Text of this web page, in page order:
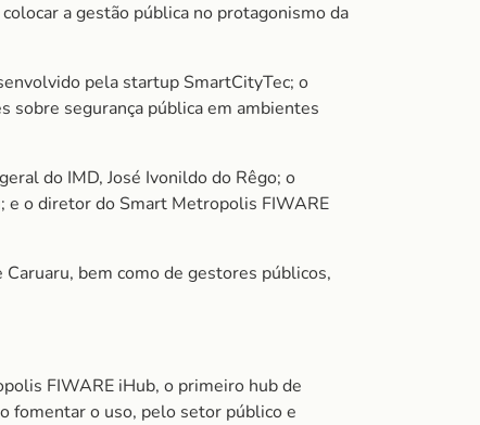
a gestão pública no protagonismo da
pela startup SmartCityTec; o
sobre segurança pública em ambientes
do IMD, José Ivonildo do Rêgo; o
e o diretor do Smart Metropolis FIWARE
bem como de gestores públicos,
FIWARE iHub, o primeiro hub de
fomentar o uso, pelo setor público e